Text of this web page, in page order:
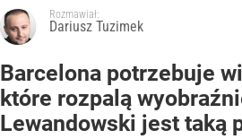
Rozmawiał:
Dariusz Tuzimek
Barcelona potrzebuje
które rozpalą
Lewandowski jest taką